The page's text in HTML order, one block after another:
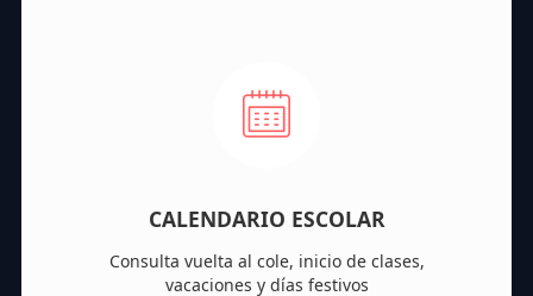
CALENDARIO ESCOLAR
Consulta vuelta al cole, inicio de clases,
vacaciones y días festivos